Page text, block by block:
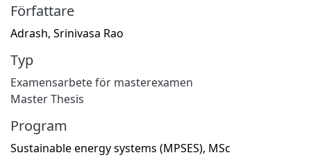
Författare
Adrash, Srinivasa Rao
Typ
Examensarbete för masterexamen
Master Thesis
Program
Sustainable energy systems (MPSES), MSc